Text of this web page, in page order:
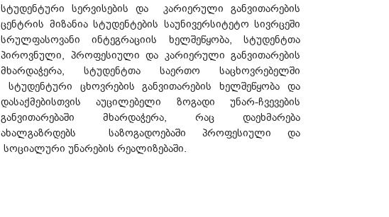
სტუდენტური სერვისების და კარიერული განვითარების
ცენტრის მიზანია სტუდენტების საუნივერსიტეტო სივრცეში
სრულფასოვანი ინტეგრაციის ხელშეწყობა, სტუდენტთა
პიროვნული, პროფესიული და კარიერული განვითარების
მხარდაჭერა, სტუდენტთა საერთო საცხოვრებელში
სტუდენტური ცხოვრების განვითარების ხელშეწყობა და
დასაქმებისთვის აუცილებელი ზოგადი უნარ-ჩვევების
განვითარებაში მხარდაჭერა, რაც დაეხმარება
ახალგაზრდებს საზოგადოებაში პროფესიული და
სოციალური უნარების რეალიზებაში.